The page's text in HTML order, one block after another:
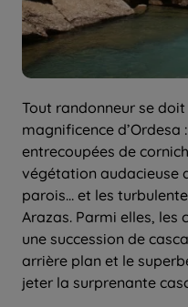
Tout randonneur se
magnificence
entrecoupées de
végétation audacieuse
parois… et les
Arazas. Parmi elles, les
une succession de
arrière plan et le
jeter la surprenante